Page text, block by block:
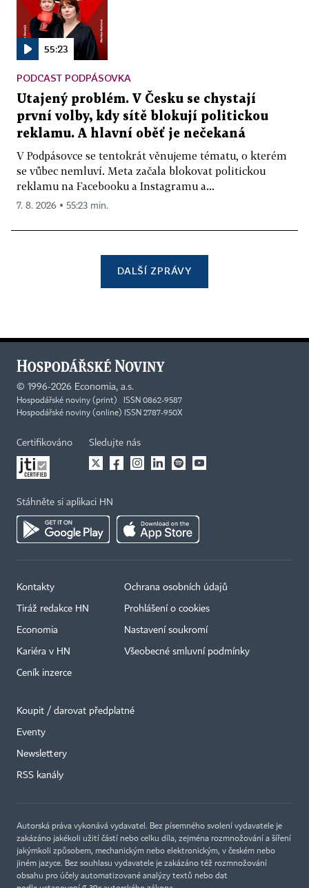
55:23
PODCAST PODPÁSOVKA
Utajený problém. V Česku se chystají
první volby, kdy sítě blokují politickou
reklamu. A hlavní oběť je nečekaná
V Podpásovce se tentokrát věnujeme tématu, o kterém
se vůbec nemluví. Meta začala blokovat politickou
reklamu na Facebooku a Instagramu a...
7. 8. 2026 ▪ 55:23 min.
DALŠÍ ZPRÁVY
© 1996-2026 Economia, a.s.
Hospodářské noviny (print) ISSN 0862-9587
Hospodářské noviny (online) ISSN 2787-950X
Certifikováno Sledujte nás
Stáhněte si aplikaci HN
Kontakty
Tiráž redakce HN
Economia
Kariéra v HN
Ceník inzerce
Ochrana osobních údajů
Prohlášení o cookies
Nastavení soukromí
Všeobecné smluvní podmínky
Koupit / darovat předplatné
Eventy
Newslettery
RSS kanály
Autorská práva vykonává vydavatel. Bez písemného svolení vydavatele je
zakázáno jakékoli užití částí nebo celku díla, zejména rozmnožování a šíření
jakýmkoli způsobem, mechanickým nebo elektronickým, v českém nebo
jiném jazyce. Bez souhlasu vydavatele je zakázáno též rozmnožování
obsahu pro účely automatizované analýzy textů nebo dat